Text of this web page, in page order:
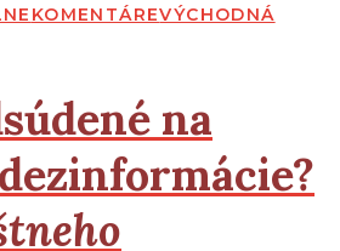
KOMENTÁREVÝCHODNÁ
na